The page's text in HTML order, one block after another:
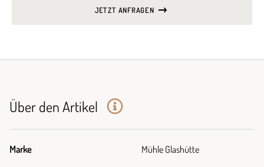
JETZT ANFRAGEN
Über den Artikel
Marke Mühle Glashütte